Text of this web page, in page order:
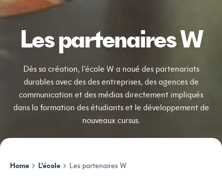
Les partenaires W
Dès sa création, l’école W a noué des partenariats
durables avec des des entreprises, des agences de
communication et des médias directement impliqués
dans la formation des étudiants et le développement de
nouveaux cursus.
Home L’école Les partenaires W